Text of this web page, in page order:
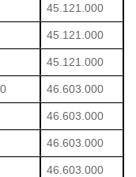
45.121.000
45.121.000
45.121.000
46.603.000
46.603.000
46.603.000
46.603.000